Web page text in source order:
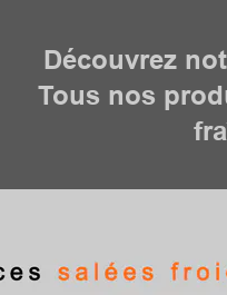
Découvrez
Tous nos